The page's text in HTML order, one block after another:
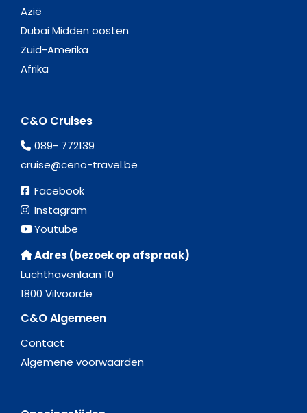
Azië
Dubai Midden oosten
Zuid-Amerika
Afrika
C&O Cruises
089- 772139
cruise@ceno-travel.be
Facebook
Instagram
Youtube
Adres (bezoek op afspraak)
Luchthavenlaan 10
1800 Vilvoorde
C&O Algemeen
Contact
Algemene voorwaarden